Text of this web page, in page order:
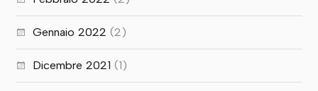
Gennaio 2022 (2)
Dicembre 2021 (1)